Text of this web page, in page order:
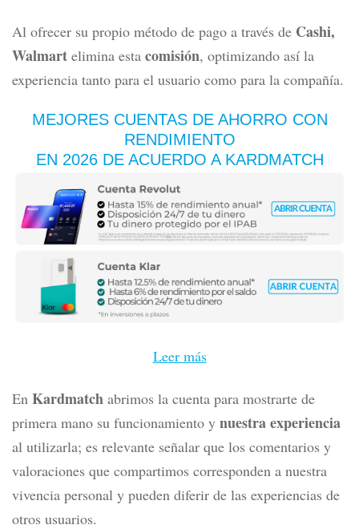
Al ofrecer su propio método de pago a través de Cashi,
Walmart elimina esta comisión, optimizando así la
experiencia tanto para el usuario como para la compañía.
MEJORES CUENTAS DE AHORRO CON
RENDIMIENTO
EN 2026 DE ACUERDO A KARDMATCH
Leer más
En Kardmatch abrimos la cuenta para mostrarte de
primera mano su funcionamiento y nuestra experiencia
al utilizarla; es relevante señalar que los comentarios y
valoraciones que compartimos corresponden a nuestra
vivencia personal y pueden diferir de las experiencias de
otros usuarios.